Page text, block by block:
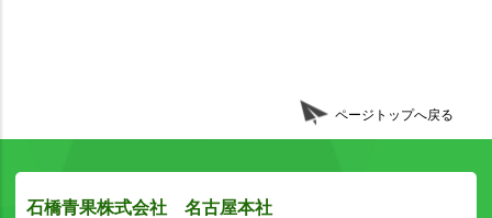
ページトップへ戻る
石橋青果株式会社 名古屋本社